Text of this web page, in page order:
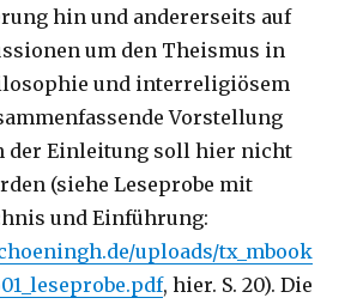
hin und andererseits auf
um den Theismus in
und interreligiösem
Vorstellung
der Einleitung soll hier nicht
(siehe Leseprobe mit
und Einführung:
uploads/tx_mbook
, hier. S. 20). Die